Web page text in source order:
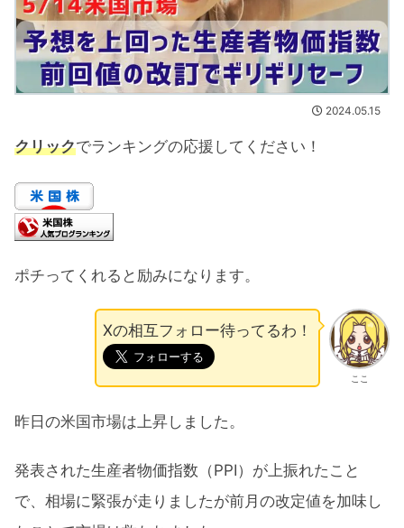
2024.05.15
クリックでランキングの応援してください！
ポチってくれると励みになります。
ここ
Xの相互フォロー待ってるわ！
昨日の米国市場は上昇しました。
発表された生産者物価指数（PPI）が上振れたこと
で、相場に緊張が走りましたが前月の改定値を加味し